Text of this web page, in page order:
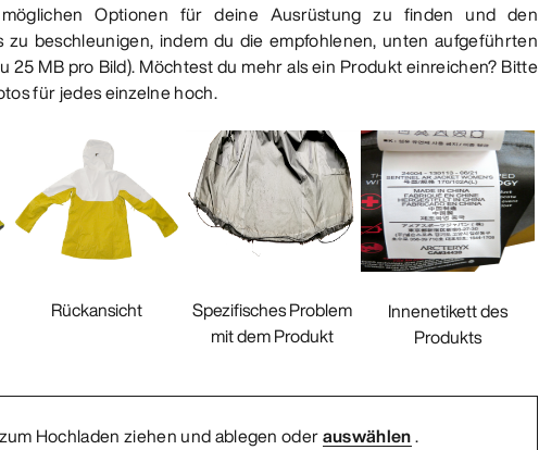
Optionen für deine Ausrüstung zu finden und den
zu beschleunigen, indem du die empfohlenen, unten aufgeführten
25 MB pro Bild). Möchtest du mehr als ein Produkt einreichen? Bitte
für jedes einzelne hoch.
Rückansicht
Spezifisches Problem
mit dem Produkt
Innenetikett des
Produkts
Hochladen ziehen und ablegen oderauswählen.